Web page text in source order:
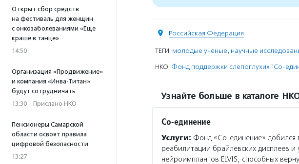
Открыт сбор средств
на фестиваль для женщин
с онкозаболеваниями «Еще
краше в танце»
14:50
Организация «Продвижение»
и компания «Инва-Титан»
будут сотрудничать
13:30 · Прислано НКО
Пенсионеры Самарской
области освоят правила
цифровой безопасности
13:27
Российская Федерация
ТЕГИ: молодые ученые, научные
НКО: Фонд поддержки слепоглухих "Со-
Узнайте больше в каталоге
Со-единение
Услуги: Фонд «Со-единение» добился
реабилитации брайлевских дисплеев и
нейроимплантов ELVIS, способных